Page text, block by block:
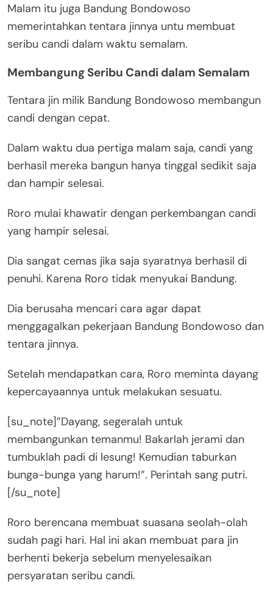
Malam itu juga Bandung Bondowoso
memerintahkan tentara jinnya untu membuat
seribu candi dalam waktu semalam.
Membangung Seribu Candi dalam Semalam
Tentara jin milik Bandung Bondowoso membangun
candi dengan cepat.
Dalam waktu dua pertiga malam saja, candi yang
berhasil mereka bangun hanya tinggal sedikit saja
dan hampir selesai.
Roro mulai khawatir dengan perkembangan candi
yang hampir selesai.
Dia sangat cemas jika saja syaratnya berhasil di
penuhi. Karena Roro tidak menyukai Bandung.
Dia berusaha mencari cara agar dapat
menggagalkan pekerjaan Bandung Bondowoso dan
tentara jinnya.
Setelah mendapatkan cara, Roro meminta dayang
kepercayaannya untuk melakukan sesuatu.
[su_note]”Dayang, segeralah untuk
membangunkan temanmu! Bakarlah jerami dan
tumbuklah padi di lesung! Kemudian taburkan
bunga-bunga yang harum!”. Perintah sang putri.
[/su_note]
Roro berencana membuat suasana seolah-olah
sudah pagi hari. Hal ini akan membuat para jin
berhenti bekerja sebelum menyelesaikan
persyaratan seribu candi.